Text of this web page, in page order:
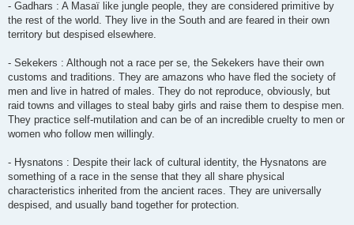
- Gadhars : A Masaï like jungle people, they are considered primitive by
the rest of the world. They live in the South and are feared in their own
territory but despised elsewhere.
- Sekekers : Although not a race per se, the Sekekers have their own
customs and traditions. They are amazons who have fled the society of
men and live in hatred of males. They do not reproduce, obviously, but
raid towns and villages to steal baby girls and raise them to despise men.
They practice self-mutilation and can be of an incredible cruelty to men or
women who follow men willingly.
- Hysnatons : Despite their lack of cultural identity, the Hysnatons are
something of a race in the sense that they all share physical
characteristics inherited from the ancient races. They are universally
despised, and usually band together for protection.